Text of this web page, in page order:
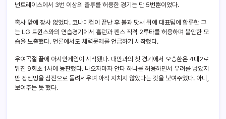
넌트레이스에서 3번 이상의 출루를 허용한 경기는 단 5번뿐이었다.
혹사 앞에 장사 없었다. 코나미컵이 끝난 후 불과 닷새 뒤에 대표팀에 합류한 그
는 LG 트윈스와의 연습경기에서 홈런과 펜스 직격 2루타를 허용하며 불안한 모
습을 노출했다. 언론에서도 체력문제를 언급하기 시작했다.
우여곡절 끝에 아시안게임이 시작됐다. 대만과의 첫 경기에서 오승환은 4대2로
뒤진 9회초 1사에 등판했다. 나오자마자 안타 하나를 허용하면서 우려를 낳았지
만 장젠밍을 삼진으로 돌려세우며 아직 지치지 않았다는 것을 보여주었다. 아니,
보여주는 듯 했다.